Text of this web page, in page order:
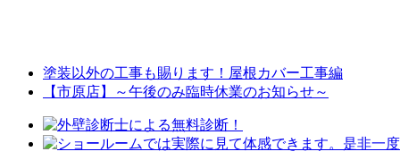
塗装以外の工事も賜ります！屋根カバー工事編
【市原店】～午後のみ臨時休業のお知らせ～